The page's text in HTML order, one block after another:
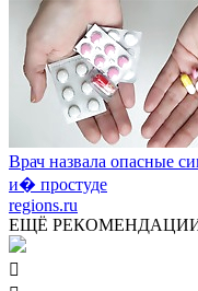
Врач назвала опасные
и� простуде
regions.ru
ЕЩЁ
